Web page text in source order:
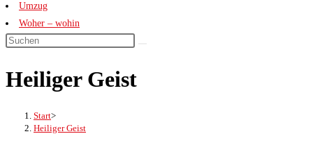
Umzug
Woher – wohin
Heiliger Geist
Start>
Heiliger Geist